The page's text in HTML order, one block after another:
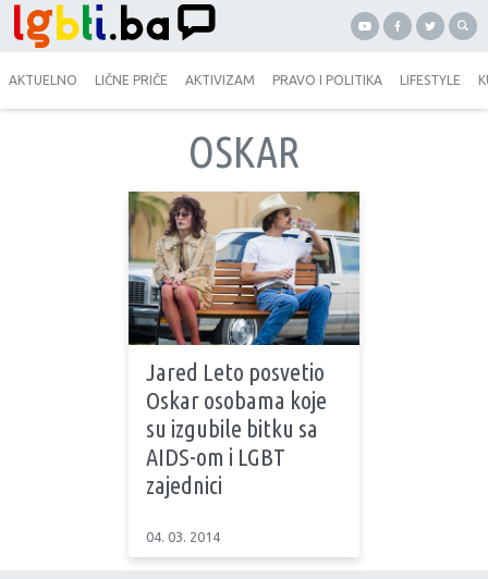
AKTUELNO LIČNE PRIČE AKTIVIZAM PRAVO I POLITIKA LIFESTYLE
OSKAR
Jared Leto posvetio
Oskar osobama koje
su izgubile bitku sa
AIDS-om i LGBT
zajednici
04. 03. 2014